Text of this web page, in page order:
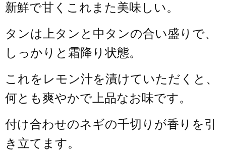
新鮮で甘くこれまた美味しい。
タンは上タンと中タンの合い盛りで、
しっかりと霜降り状態。
これをレモン汁を漬けていただくと、
何とも爽やかで上品なお味です。
付け合わせのネギの千切りが香りを引
き立てます。